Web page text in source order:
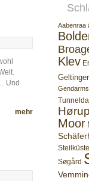
Und
mehr
Aabenraa
Klev
Tunneldal
Moor
Steilküste
Søgård